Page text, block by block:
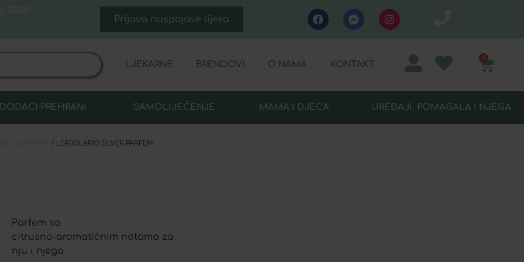
Prijava nuspojave lijeka
LJEKARNE BRENDOVI O NAMA KONTAKT
0
DODACI PREHRANI SAMOLIJEČENJE MAMA I DJECA UREĐAJI, POMAGALA I NJEGA
/ LERBOLARIO SILVER PARFEM
Parfem sa
citrusno-aromatičnim notama za
nju i njega